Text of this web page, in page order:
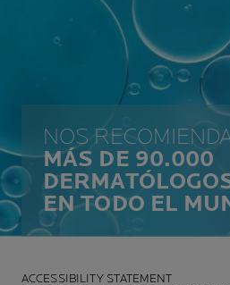
NOS
MÁS DE 90.000
EN TODO EL
ACCESSIBILITY STATEMENT